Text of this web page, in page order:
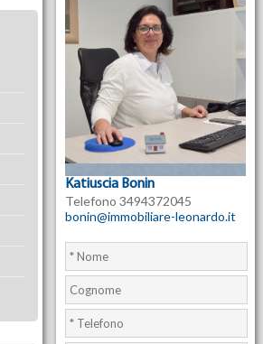
Katiuscia Bonin
Telefono 3494372045
bonin@immobiliare-leonardo.it